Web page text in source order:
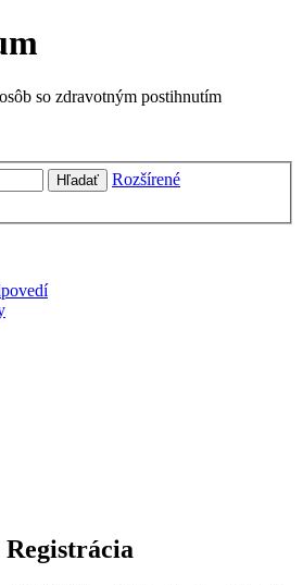
so zdravotným postihnutím
Hľadať
Rozšírené